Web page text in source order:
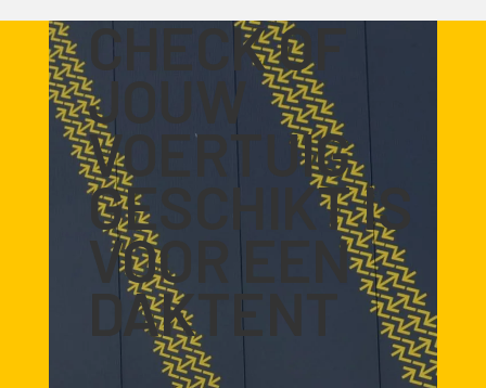
CHECK OF
JOUW
VOERTUIG
GESCHIKT IS
VOOR EEN
DAKTENT